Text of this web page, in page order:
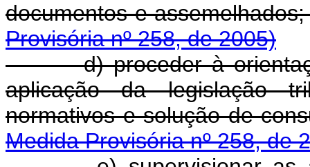
documentos e
Provisória nº 258, de 2005)
d) proceder à
aplicação da legislação
normativos e
Medida Provisória nº 258, de